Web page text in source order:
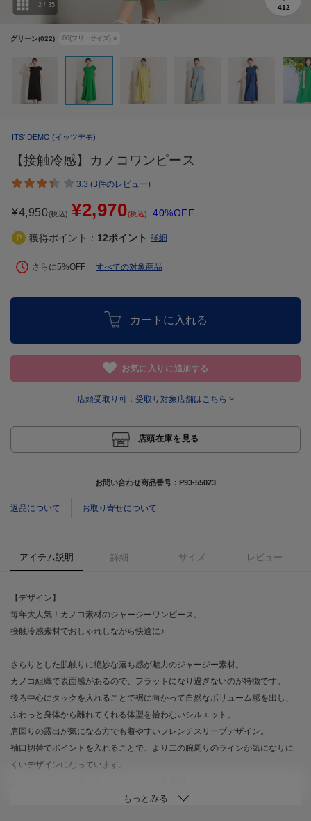
グリーン(022) 00(フリーサイズ) ○
2 / 35 412
ITS' DEMO (イッツデモ)
【接触冷感】カノコワンピース
3.3 (3件のレビュー)
¥4,950(税込) ¥2,970(税込) 40%OFF
獲得ポイント： 12ポイント 詳細
さらに5%OFF すべての対象商品
カートに入れる
お気に入りに追加する
店頭受取り可： 受取り対象店舗はこちら >
店頭在庫を見る
お問い合わせ商品番号： P93-55023
返品について お取り寄せについて
アイテム説明 詳細 サイズ レビュー
【デザイン】
毎年大人気！カノコ素材のジャージーワンピース。
接触冷感素材でおしゃれしながら快適に♪
さらりとした肌触りに絶妙な落ち感が魅力のジャージー素材。
カノコ組織で表面感があるので、フラットになり過ぎないのが特徴です。
後ろ中心にタックを入れることで裾に向かって自然なボリューム感を出し、
ふわっと身体から離れてくれる体型を拾わないシルエット。
肩回りの露出が気になる方でも着やすいフレンチスリーブデザイン。
袖口切替でポイントを入れることで、より二の腕周りのラインが気になりに
くいデザインになっています。